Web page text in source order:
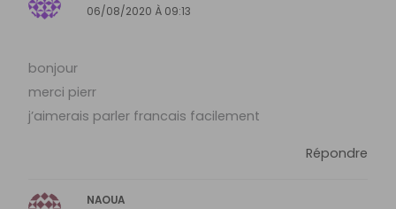
06/08/2020 À 09:13
bonjour
merci pierr
j’aimerais parler francais facilement
Répondre
NAOUA